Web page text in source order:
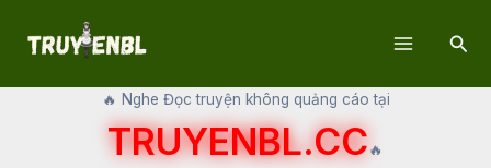
🔥 Nghe Đọc truyện không quảng cáo tại
TRUYENBL.CC🔥